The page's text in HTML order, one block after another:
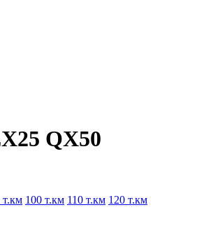
QX50
т.км 100 т.км 110 т.км 120 т.км